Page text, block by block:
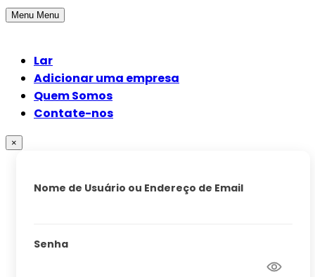
Menu Menu
Lar
Adicionar uma empresa
Quem Somos
Contate-nos
×
Nome de Usuário ou Endereço de Email
Senha